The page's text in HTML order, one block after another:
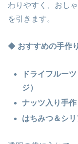
わりやすく、おし
を引きます。
◆ おすすめの手作
ドライフルー
ジ）
ナッツ入り手
はちみつ＆シ